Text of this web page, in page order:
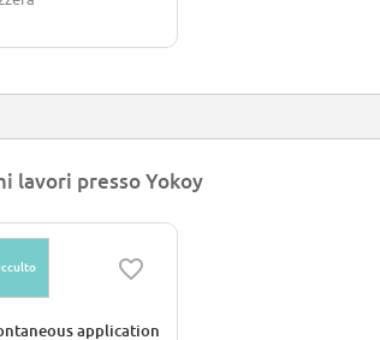
lavori presso Yokoy
application